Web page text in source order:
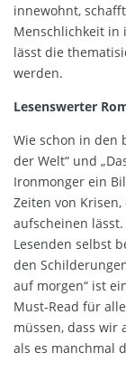
innewohnt,
Menschlichkeit in
lässt die
werden.
Lesenswerter
Wie schon in den
der Welt“ und
Ironmonger ein
Zeiten von
aufscheinen
Lesenden selbst
den
auf morgen“ ist
Must-Read für
müssen, dass wir
als es manchmal